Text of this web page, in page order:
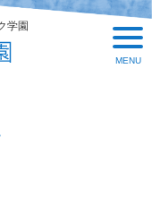
学園
MENU